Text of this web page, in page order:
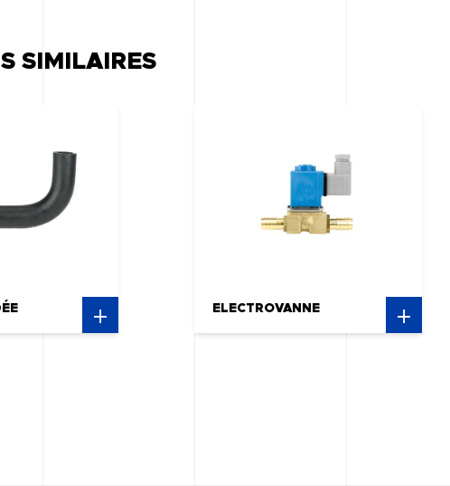
SIMILAIRES
ELECTROVANNE